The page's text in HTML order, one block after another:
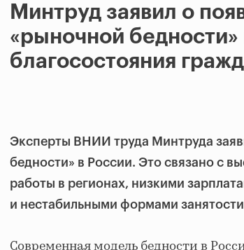
Минтруд заявил о
«рыночной
благосостояния
Эксперты ВНИИ труда Минтруда
бедности» в России. Это связано с
работы в регионах, низкими
и нестабильными формами